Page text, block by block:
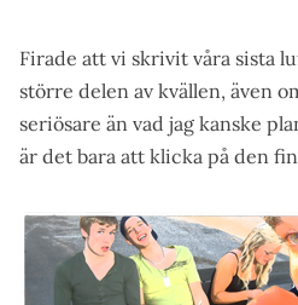
Firade att vi skrivit våra sista
större delen av kvällen, även
seriösare än vad jag kanske
är det bara att klicka på den